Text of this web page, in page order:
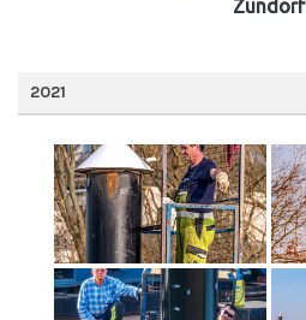
Zündorf
2021